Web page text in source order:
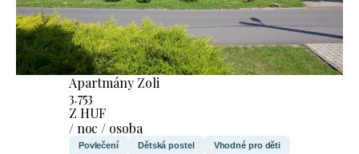
Apartmány Zoli
3.753
Z HUF
/ noc / osoba
Povlečení Dětská postel Vhodné pro děti